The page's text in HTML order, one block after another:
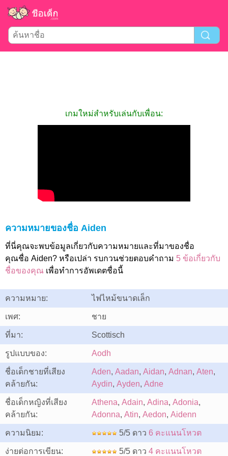
เกมใหม่สำหรับเล่นกับเพื่อน:
ความหมายของชื่อ Aiden
ที่นี่คุณจะพบข้อมูลเกี่ยวกับความหมายและที่มาของชื่อ
คุณชื่อ Aiden? หรือเปล่า รบกวนช่วยตอบคำถาม 5 ข้อเกี่ยวกับ
ชื่อของคุณ เพื่อทำการอัพเดตชื่อนี้
ความหมาย: ไฟไหม้ขนาดเล็ก
เพศ: ชาย
ที่มา: Scottisch
รูปแบบของ: Aodh
ชื่อเด็กชายที่เสียง
คล้ายกัน:
Aden, Aadan, Aidan, Adnan, Aten,
Aydin, Ayden, Adne
ชื่อเด็กหญิงที่เสียง
คล้ายกัน:
Athena, Adain, Adina, Adonia,
Adonna, Atin, Aedon, Aidenn
ความนิยม: 5/5 ดาว 6 คะแนนโหวต
ง่ายต่อการเขียน: 5/5 ดาว 4 คะแนนโหวต